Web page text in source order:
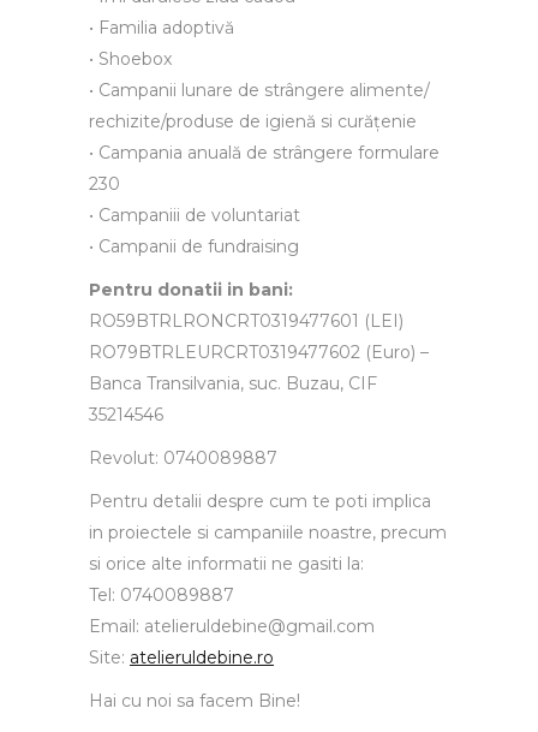
• Familia adoptivă
• Shoebox
• Campanii lunare de strângere alimente/
rechizite/produse de igienă si curățenie
• Campania anuală de strângere formulare
230
• Campaniii de voluntariat
• Campanii de fundraising
Pentru donatii in bani:
RO59BTRLRONCRT0319477601 (LEI)
RO79BTRLEURCRT0319477602 (Euro) –
Banca Transilvania, suc. Buzau, CIF
35214546
Revolut: 0740089887
Pentru detalii despre cum te poti implica
in proiectele si campaniile noastre, precum
si orice alte informatii ne gasiti la:
Tel: 0740089887
Email: atelieruldebine@gmail.com
Site: atelieruldebine.ro
Hai cu noi sa facem Bine!